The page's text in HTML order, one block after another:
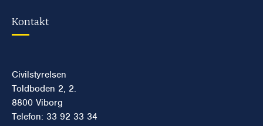
Kontakt
Civilstyrelsen
Toldboden 2, 2.
8800 Viborg
Telefon: 33 92 33 34